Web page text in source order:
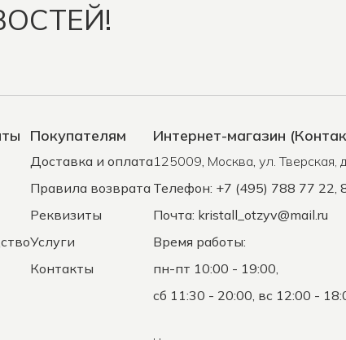
Покупателям
Доставка и оплата
Правила возврата
Реквизиты
Услуги
Контакты
Интернет-магазин
125009, Москва, ул. Тверская,
Телефон: +7 (495) 788 77 22,
Почта: kristall_otzyv@mail.ru
Время работы:
пн-пт 10:00 - 19:00,
сб 11:30 - 20:00, вс 12:00 -